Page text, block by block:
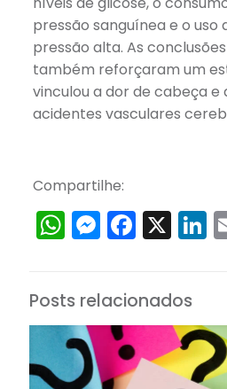
pressão sanguínea e o
pressão alta. As
também reforçaram um
vinculou a dor de cabeça e
acidentes vasculares
Compartilhe:
WhatsApp
X
Posts relacionados